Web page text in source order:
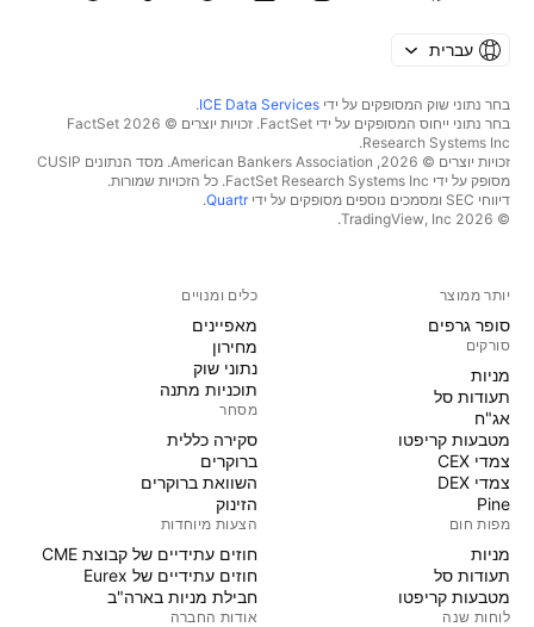
עברית
בחר נתוני שוק המסופקים על ידי ICE Data Services
.
בחר נתוני ייחוס המסופקים על ידי FactSet. זכויות יוצרים © 2026 ‏FactSet
Research Systems Inc.‏
זכויות יוצרים © 2026, ‏American Bankers Association. מסד הנתונים CUSIP
מסופק על ידי FactSet Research Systems Inc. כל הזכויות שמורות.
דיווחי SEC ומסמכים נוספים מסופקים על ידי
Quartr
.
© 2026 ‏TradingView, Inc.‏
יותר ממוצר
סופר גרפים
סורקים
מניות‏
תעודות סל
אג"ח
מטבעות קריפטו
צמדי CEX
צמדי DEX
Pine
מפות חום
מניות‏
תעודות סל
מטבעות קריפטו
לוחות שנה
כלים ומנויים
מאפיינים
מחירון
נתוני שוק
תוכניות מתנה
מסחר
סקירה כללית
ברוקרים
השוואת ברוקרים
הזינוק
הצעות מיוחדות
חוזים עתידיים של קבוצת CME
חוזים עתידיים של Eurex
חבילת מניות בארה"ב
אודות החברה